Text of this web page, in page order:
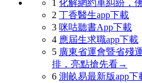
1 化解網約車糾紛，
2 丁香醫生app下載
3 咪咕聽書App下載
4 應屆生求職app下載
5 廣東省運會暨省殘
排，亮點搶先看→
6 測畝易最新版app下